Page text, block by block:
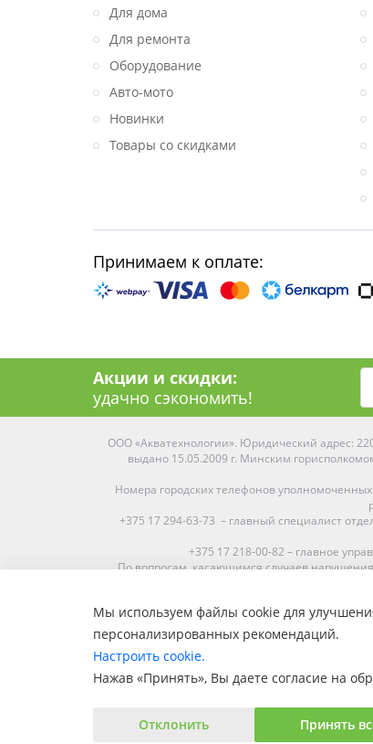
Для дома
Для ремонта
Оборудование
Авто-мото
Новинки
Товары со скидками
Принимаем к оплате:
Акции и скидки:
удачно сэкономить!
ООО «Акватехнологии». Юридический адрес:
выдано 15.05.2009 г. Минским
Номера городских телефонов
+375 17 294-63-73 – главный специалист
+375 17 218-00-82 – главное
По вопросам, касающимся случаев
Средняя оценка:
Наши магазины представлены в Минске,
Мы используем файлы cookie для
персонализированных рекомендаций.
Настроить cookie.
Нажав «Принять», Вы даете согласие на
Отклонить Принять